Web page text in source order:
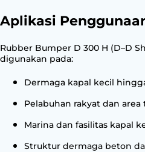
Aplikasi
Rubber Bumper D 300 H (D–D
digunakan pada:
Dermaga kapal kecil
Pelabuhan rakyat dan
Marina dan fasilitas kapal
Struktur dermaga beton